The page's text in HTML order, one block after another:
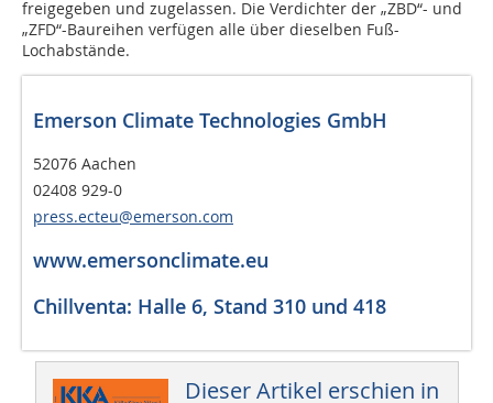
freigegeben und zugelassen. Die Verdichter der „ZBD“- und
„ZFD“-Baureihen verfügen alle über dieselben Fuß-
Lochabstände.
Emerson Climate Technologies GmbH
52076 Aachen
02408 929-0
press.ecteu@emerson.com
www.emersonclimate.eu
Chillventa: Halle 6, Stand 310 und 418
Dieser Artikel erschien in